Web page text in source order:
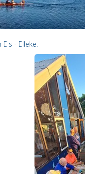
- Elleke.